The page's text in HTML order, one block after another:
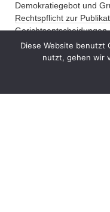
Demokratiegebot und
Rechtspflicht zur
Gerichtsentscheidungen.
Bereits zuvor hatte die
auch ein Anspruch auf
Diese Website benutzt
nutzt, gehen wir